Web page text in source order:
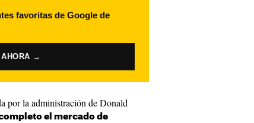
favoritas de Google de
AHORA →
por la administración de Donald
el mercado de